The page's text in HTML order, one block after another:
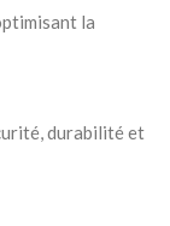
la
durabilité et